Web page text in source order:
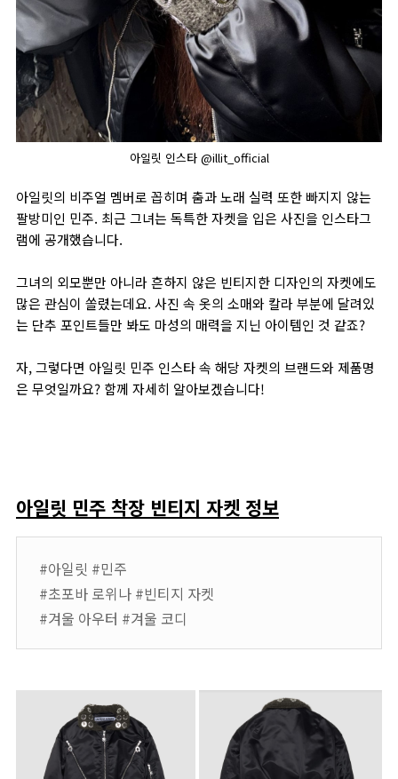
아일릿 인스타 @illit_official
아일릿의 비주얼 멤버로 꼽히며 춤과 노래 실력 또한 빠지지 않는
팔방미인 민주. 최근 그녀는 독특한 자켓을 입은 사진을 인스타그
램에 공개했습니다.
그녀의 외모뿐만 아니라 흔하지 않은 빈티지한 디자인의 자켓에도
많은 관심이 쏠렸는데요. 사진 속 옷의 소매와 칼라 부분에 달려있
는 단추 포인트들만 봐도 마성의 매력을 지닌 아이템인 것 같죠?
자, 그렇다면 아일릿 민주 인스타 속 해당 자켓의 브랜드와 제품명
은 무엇일까요? 함께 자세히 알아보겠습니다!
아일릿 민주 착장 빈티지 자켓 정보
#아일릿 #민주
#초포바 로위나 #빈티지 자켓
#겨울 아우터 #겨울 코디